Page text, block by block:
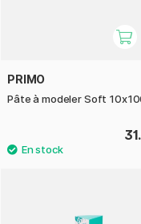
PRIMO
Pâte à modeler Soft